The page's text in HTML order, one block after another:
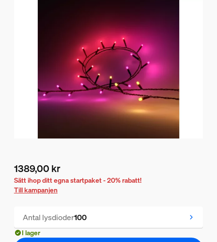
Nuvarande pris är 1389,00 kr
1389,00 kr
Sätt ihop ditt egna startpaket - 20% rabatt!
Till kampanjen
Antal lysdioder100
I lager